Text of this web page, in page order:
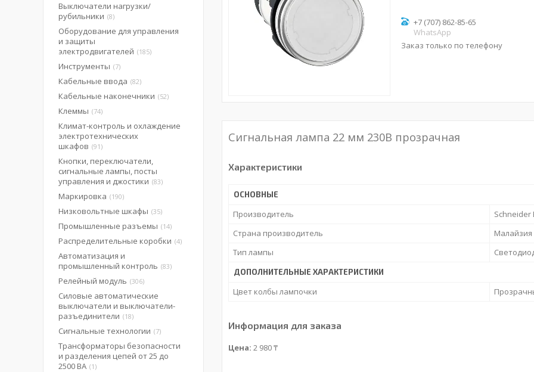
+7 (707) 862-85-65
WhatsApp
Заказ только по телефону
Сигнальная лампа 22 мм 230В прозрачная
Характеристики
ОСНОВНЫЕ
Производитель
Schneider
Страна производитель
Малайзия
Тип лампы
ДОПОЛНИТЕЛЬНЫЕ ХАРАКТЕРИСТИКИ
Цвет колбы лампочки
Информация для заказа
Цена: 2 980 ₸
Выключатели нагрузки/
рубильники 8
Оборудование для управления
и защиты
электродвигателей
185
Инструменты 7
Кабельные ввода 82
Кабельные наконечники 52
Клеммы 74
Климат-контроль и охлаждение
электротехнических
шкафов 91
Кнопки, переключатели,
сигнальные лампы, посты
управления и джостики 83
Маркировка 190
Низковольтные шкафы 35
Промышленные разъемы 14
Распределительные коробки 4
Автоматизация и
промышленный контроль 83
Релейный модуль 306
Силовые автоматические
выключатели и выключатели-
разъединители
18
Сигнальные технологии 7
Трансформаторы безопасности
и разделения цепей от 25 до
2500 ВА 1